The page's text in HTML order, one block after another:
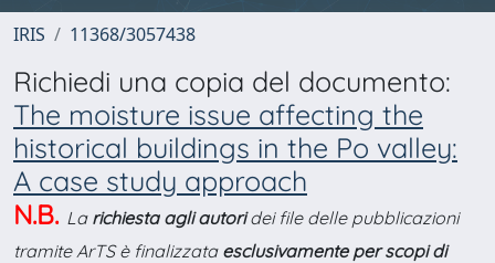
IRIS 11368/3057438
Richiedi una copia del documento:
The moisture issue affecting the
historical buildings in the Po valley:
A case study approach
N.B. La richiesta agli autoridei file delle pubblicazioni
tramite ArTS è finalizzata esclusivamente per scopi di